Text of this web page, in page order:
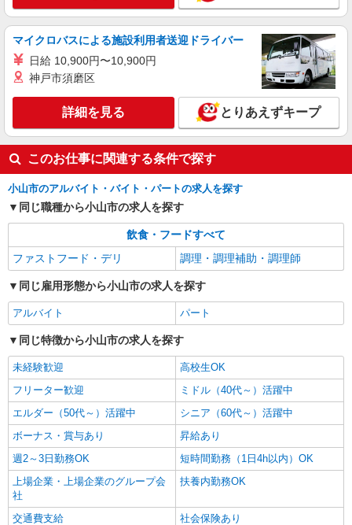
時給1,150円 ※22:00〜翌5:00：時給1,450円 ※
高校生時給1,150円 ※早朝手当（5:00〜9:00）時給
＋150円
栃木県小山市犬塚1丁目4番3
キープ 詳細を見る
パート
すき家 小山西城南店
すき家の店舗スタッフ（接客・調理・清掃な
ど）
時給1,130円 ※22:00〜翌5:00：時給1,413円 ※
高校生時給1,080円 ※早朝手当（5:00〜9:00）時給
＋150円
キープ 詳細を見る
マイクロバスによる施設利用者送迎ドライバー
日給 10,900円〜10,900円
神戸市須磨区
詳細を見る とりあえずキープ
このお仕事に関連する条件で探す
小山市のアルバイト・バイト・パートの求人を探す
同じ職種から小山市の求人を探す
飲食・フードすべて
ファストフード・デリ
調理・調理補助・調理師
同じ雇用形態から小山市の求人を探す
アルバイト パート
同じ特徴から小山市の求人を探す
未経験歓迎
高校生OK
フリーター歓迎
ミドル（40代～）活躍中
エルダー（50代～）活躍中
シニア（60代～）活躍中
ボーナス・賞与あり
昇給あり
週2～3日勤務OK
短時間勤務（1日4h以内）OK
上場企業・上場企業のグループ会
社
扶養内勤務OK
交通費支給
社会保険あり